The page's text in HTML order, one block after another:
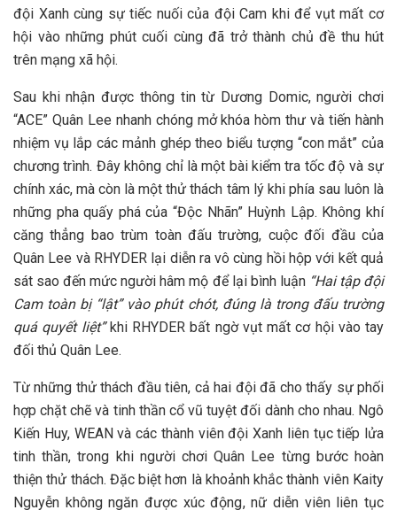
đội Xanh cùng sự tiếc nuối của đội Cam khi để vụt mất cơ
hội vào những phút cuối cùng đã trở thành chủ đề thu hút
trên mạng xã hội.
Sau khi nhận được thông tin từ Dương Domic, người chơi
“ACE” Quân Lee nhanh chóng mở khóa hòm thư và tiến hành
nhiệm vụ lắp các mảnh ghép theo biểu tượng “con mắt” của
chương trình. Đây không chỉ là một bài kiểm tra tốc độ và sự
chính xác, mà còn là một thử thách tâm lý khi phía sau luôn là
những pha quấy phá của “Độc Nhãn” Huỳnh Lập. Không khí
căng thẳng bao trùm toàn đấu trường, cuộc đối đầu của
Quân Lee và RHYDER lại diễn ra vô cùng hồi hộp với kết quả
sát sao đến mức người hâm mộ để lại bình luận “Hai tập đội
Cam toàn bị “lật” vào phút chót, đúng là trong đấu trường
quá quyết liệt”khi RHYDER bất ngờ vụt mất cơ hội vào tay
đối thủ Quân Lee.
Từ những thử thách đầu tiên, cả hai đội đã cho thấy sự phối
hợp chặt chẽ và tinh thần cổ vũ tuyệt đối dành cho nhau. Ngô
Kiến Huy, WEAN và các thành viên đội Xanh liên tục tiếp lửa
tinh thần, trong khi người chơi Quân Lee từng bước hoàn
thiện thử thách. Đặc biệt hơn là khoảnh khắc thành viên Kaity
Nguyễn không ngăn được xúc động, nữ diễn viên liên tục